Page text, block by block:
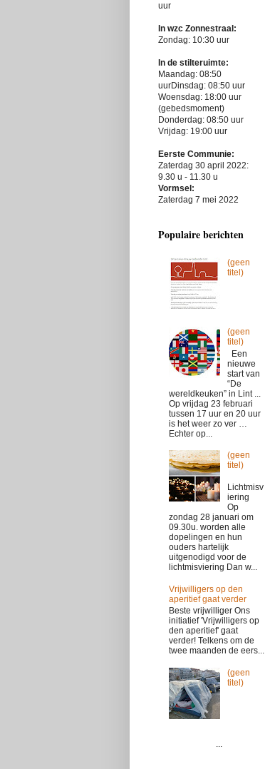
uur
In wzc Zonnestraal:
Zondag: 10:30 uur
In de stilteruimte:
Maandag: 08:50
uurDinsdag: 08:50 uur
Woensdag: 18:00 uur
(gebedsmoment)
Donderdag: 08:50 uur
Vrijdag: 19:00 uur
Eerste Communie:
Zaterdag 30 april 2022:
9.30 u - 11.30 u
Vormsel:
Zaterdag 7 mei 2022
Populaire berichten
(geen
titel)
(geen
titel)
Een
nieuwe
start van
“De
wereldkeuken” in Lint ...
Op vrijdag 23 februari
tussen 17 uur en 20 uur
is het weer zo ver …
Echter op...
(geen
titel)
Lichtmisv
iering
Op
zondag 28 januari om
09.30u. worden alle
dopelingen en hun
ouders hartelijk
uitgenodigd voor de
lichtmisviering Dan w...
Vrijwilligers op den
aperitief gaat verder
Beste vrijwilliger Ons
initiatief 'Vrijwilligers op
den aperitief' gaat
verder! Telkens om de
twee maanden de eers...
(geen
titel)
...